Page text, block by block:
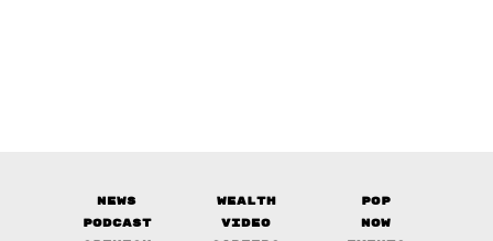
News Wealth
Pop
Podcast
Video
Now